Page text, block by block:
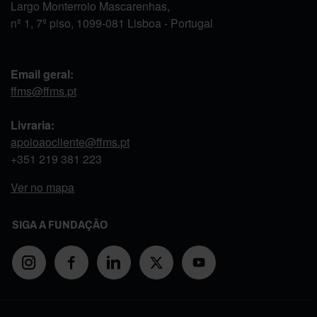
Largo Monterroio Mascarenhas,
nº 1, 7º piso, 1099-081 Lisboa - Portugal
Email geral:
ffms@ffms.pt
Livraria:
apoioaocliente@ffms.pt
+351 219 381 223
Ver no mapa
SIGA A FUNDAÇÃO